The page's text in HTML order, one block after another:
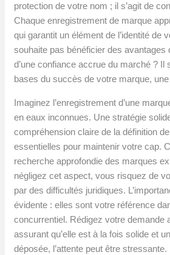
protection de votre nom ; il s’agit de
Chaque enregistrement de marque
qui garantit un élément de l’identité de
souhaite pas bénéficier des
d’une confiance accrue du marché ? Il
bases du succès de votre marque,
Imaginez l’enregistrement d’une
en eaux inconnues. Une stratégie
compréhension claire de la définition
essentielles pour maintenir votre cap.
recherche approfondie des marques
négligez cet aspect, vous risquez de
par des difficultés juridiques.
évidente : elles sont votre référence
concurrentiel. Rédigez votre demande
assurant qu’elle est à la fois solide et
déposée, l’attente peut être